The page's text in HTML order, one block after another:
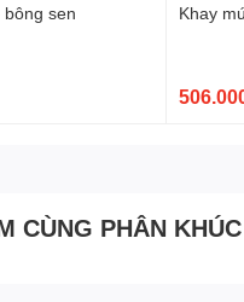
sen Khay
CÙNG PHÂN